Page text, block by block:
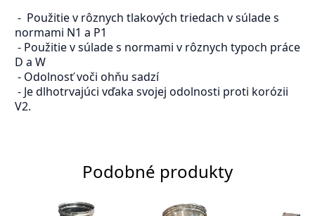
- Použitie v rôznych tlakových triedach v súlade s
normami N1 a P1
- Použitie v súlade s normami v rôznych typoch práce
D a W
- Odolnosť voči ohňu sadzí
- Je dlhotrvajúci vďaka svojej odolnosti proti korózii
V2.
Podobné produkty